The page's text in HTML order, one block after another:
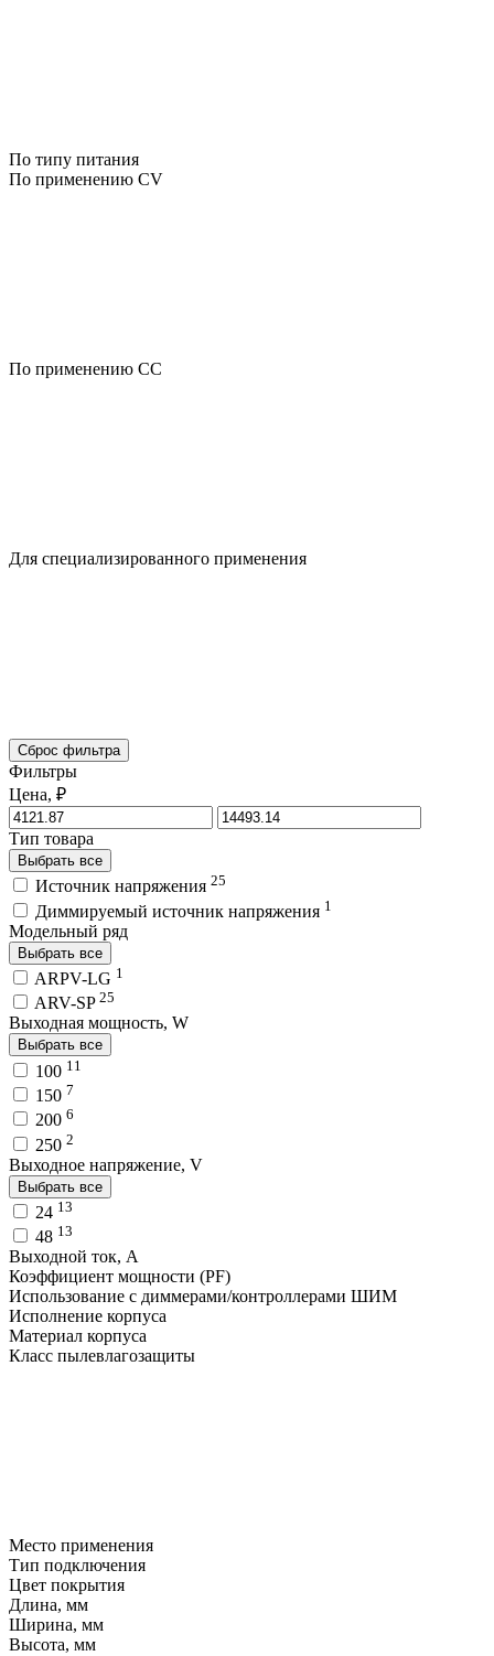
По типу питания
По применению CV
По применению CC
Для специализированного применения
Сброс фильтра
Фильтры
Цена, ₽
Тип товара
Выбрать все
Источник напряжения 25
Диммируемый источник напряжения 1
Модельный ряд
Выбрать все
ARPV-LG 1
ARV-SP 25
Выходная мощность, W
Выбрать все
100 11
150 7
200 6
250 2
Выходное напряжение, V
Выбрать все
24 13
48 13
Выходной ток, A
Коэффициент мощности (PF)
Использование с диммерами/контроллерами ШИМ
Исполнение корпуса
Материал корпуса
Класс пылевлагозащиты
Место применения
Тип подключения
Цвет покрытия
Длина, мм
Ширина, мм
Высота, мм